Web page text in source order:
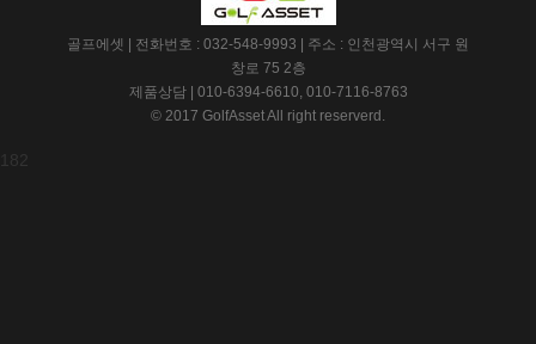
골프에셋 | 전화번호 : 032-548-9993 | 주소 : 인천광역시 서구 원
창로 75 2층
제품상담 | 010-6394-6610, 010-7116-8763
© 2017 GolfAsset All right reserverd.
182